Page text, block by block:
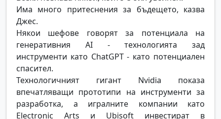
Има много притеснения за бъдещето, казва
Джес.
Някои шефове говорят за потенциала на
генеративния AI - технологията зад
инструменти като ChatGPT - като потенциален
спасител.
Технологичният гигант Nvidia показа
впечатляващи прототипи на инструменти за
разработка, а игралните компании като
Electronic Arts и Ubisoft инвестират в